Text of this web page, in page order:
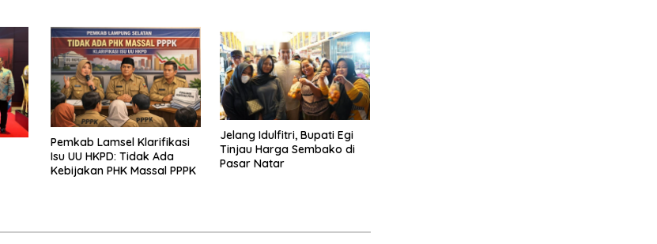
Pemkab Lamsel Klarifikasi
Isu UU HKPD: Tidak Ada
Kebijakan PHK Massal PPPK
Jelang Idulfitri, Bupati Egi
Tinjau Harga Sembako di
Pasar Natar